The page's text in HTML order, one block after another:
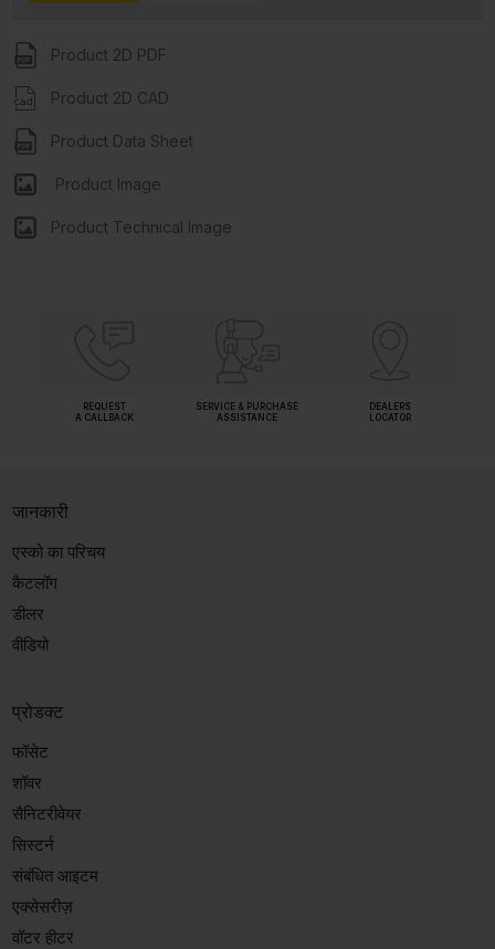
Product 2D PDF
Product 2D CAD
Product Data Sheet
Product Image
Product Technical Image
REQUEST
A CALLBACK
SERVICE & PURCHASE
ASSISTANCE
DEALERS
LOCATOR
जानकारी
एस्को का परिचय
कैटलॉग
डीलर
वीडियो
प्रोडक्ट
फॉसेट
शॉवर
सैनिटरीवेयर
सिस्टर्न
संबंधित आइटम
एक्सेसरीज़
वॉटर हीटर